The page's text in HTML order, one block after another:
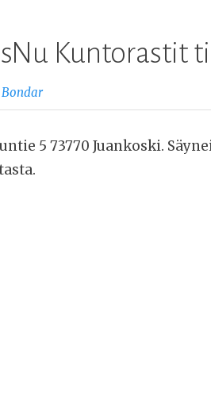
Kuntorastit
Bondar
5 73770 Juankoski.